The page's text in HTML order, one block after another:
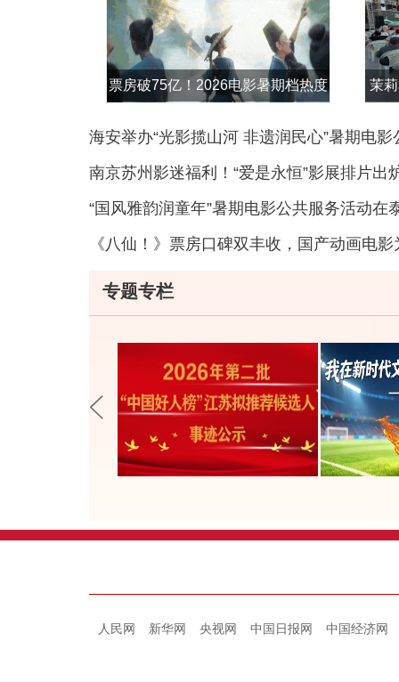
票房破75亿！2026电影暑期档热度 茉
海安举办“光影揽山河 非遗润民心”暑期电
南京苏州影迷福利！“爱是永恒”影展排片出
“国风雅韵润童年”暑期电影公共服务活动在
《八仙！》票房口碑双丰收，国产动画电
专题专栏
人民网 新华网 央视网 中国日报网 中国经济网